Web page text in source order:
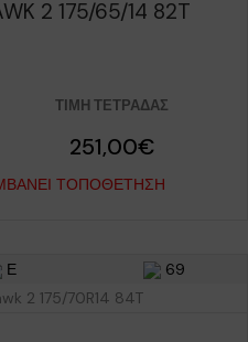
2 175/65/14 82T
ΤΙΜΉ ΤΕΤΡΆΔΑΣ
251,00€
ΤΟΠΟΘΈΤΗΣΗ
Ε 69